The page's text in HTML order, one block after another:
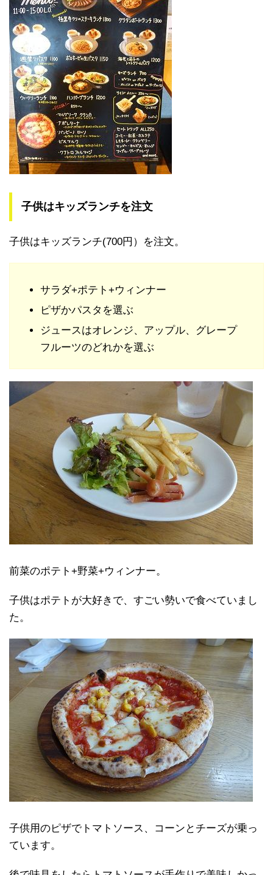
子供はキッズランチを注文
子供はキッズランチ(700円）を注文。
サラダ+ポテト+ウィンナー
ピザかパスタを選ぶ
ジュースはオレンジ、アップル、グレープ
フルーツのどれかを選ぶ
前菜のポテト+野菜+ウィンナー。
子供はポテトが大好きで、すごい勢いで食べていまし
た。
子供用のピザでトマトソース、コーンとチーズが乗っ
ています。